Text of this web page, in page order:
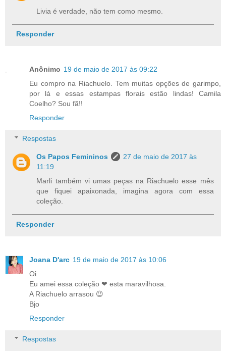
Livia é verdade, não tem como mesmo.
Responder
Anônimo 19 de maio de 2017 às 09:22
Eu compro na Riachuelo. Tem muitas opções de garimpo,
por lá e essas estampas florais estão lindas! Camila
Coelho? Sou fã!!
Responder
Respostas
Os Papos Femininos
27 de maio de 2017 às
11:19
Marli também vi umas peças na Riachuelo esse mês
que fiquei apaixonada, imagina agora com essa
coleção.
Responder
Joana D'arc 19 de maio de 2017 às 10:06
Oi
Eu amei essa coleção ❤ esta maravilhosa.
A Riachuelo arrasou 😉
Bjo
Responder
Respostas